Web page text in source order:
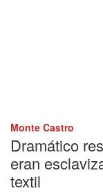
Monte Castro
Dramático
eran
textil